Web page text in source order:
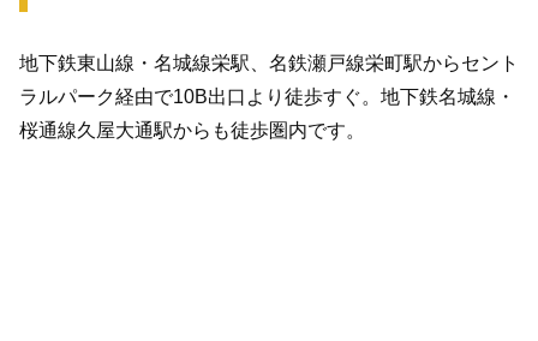
地下鉄東山線・名城線栄駅、名鉄瀬戸線栄町駅からセント
ラルパーク経由で10B出口より徒歩すぐ。地下鉄名城線・
桜通線久屋大通駅からも徒歩圏内です。